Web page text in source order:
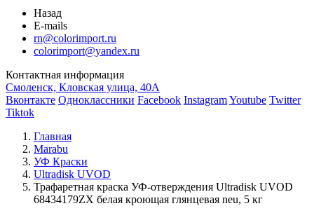
Назад
E-mails
rn@colorimport.ru
colorimport@yandex.ru
Контактная информация
Смоленск, Кловская улица, 40А
Вконтакте Одноклассники Facebook InstagramYoutube Twitter
Tiktok
Главная
Marabu
УФ Краски
Ultradisk UVOD
Трафаретная краска УФ-отверждения Ultradisk UVOD
68434179ZX белая кроющая глянцевая neu, 5 кг